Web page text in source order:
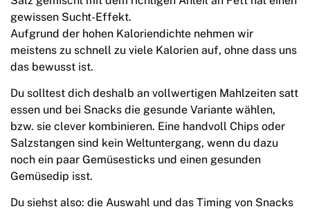
gewissen Sucht-Effekt.
Aufgrund der hohen Kaloriendichte nehmen wir
meistens zu schnell zu viele Kalorien auf, ohne dass uns
das bewusst ist.
Du solltest dich deshalb an vollwertigen Mahlzeiten satt
essen und bei Snacks die gesunde Variante wählen,
bzw. sie clever kombinieren. Eine handvoll Chips oder
Salzstangen sind kein Weltuntergang, wenn du dazu
noch ein paar Gemüsesticks und einen gesunden
Gemüsedip isst.
Du siehst also: die Auswahl und das Timing von Snacks